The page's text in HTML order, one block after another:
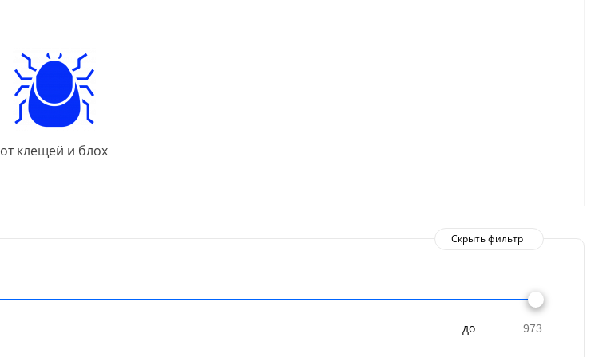
от клещей и блох
Скрыть фильтр
до